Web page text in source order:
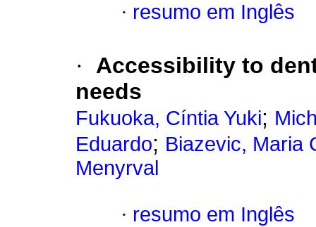
· resumo em Inglês
·
Accessibility to
needs
Fukuoka, Cíntia Yuki;
Eduardo; Biazevic, Maria
Menyrval
· resumo em Inglês